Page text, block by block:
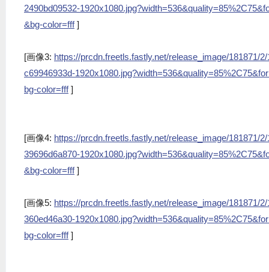
2490bd09532-
&bg-color=fff]
[画像3: https://prcdn.freetls.fastly.net/release_image/181871/
c69946933d-
bg-color=fff]
[画像4: https://prcdn.freetls.fastly.net/release_image/181871/
39696d6a870-
&bg-color=fff]
[画像5: https://prcdn.freetls.fastly.net/release_image/181871/
360ed46a30-
bg-color=fff]